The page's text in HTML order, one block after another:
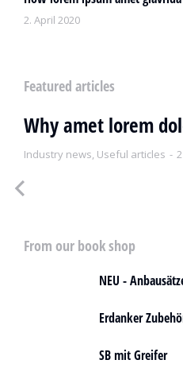
2. April 2020
Featured articles
Why amet lorem
Industry news, Useful articles
From our book shop
NEU -
Erdanker
SB mit Greifer